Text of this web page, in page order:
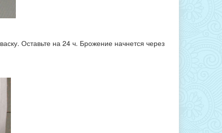
Оставьте на 24 ч. Брожение начнется через